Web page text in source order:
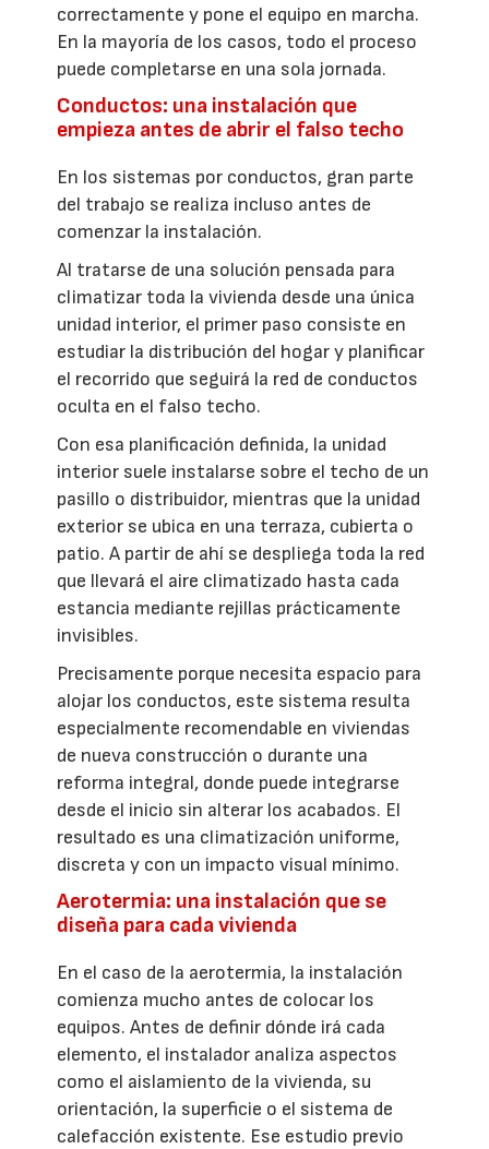
correctamente y pone el equipo en marcha.
En la mayoría de los casos, todo el proceso
puede completarse en una sola jornada.
Conductos: una instalación que
empieza antes de abrir el falso techo
En los sistemas por conductos, gran parte
del trabajo se realiza incluso antes de
comenzar la instalación.
Al tratarse de una solución pensada para
climatizar toda la vivienda desde una única
unidad interior, el primer paso consiste en
estudiar la distribución del hogar y planificar
el recorrido que seguirá la red de conductos
oculta en el falso techo.
Con esa planificación definida, la unidad
interior suele instalarse sobre el techo de un
pasillo o distribuidor, mientras que la unidad
exterior se ubica en una terraza, cubierta o
patio. A partir de ahí se despliega toda la red
que llevará el aire climatizado hasta cada
estancia mediante rejillas prácticamente
invisibles.
Precisamente porque necesita espacio para
alojar los conductos, este sistema resulta
especialmente recomendable en viviendas
de nueva construcción o durante una
reforma integral, donde puede integrarse
desde el inicio sin alterar los acabados. El
resultado es una climatización uniforme,
discreta y con un impacto visual mínimo.
Aerotermia: una instalación que se
diseña para cada vivienda
En el caso de la aerotermia, la instalación
comienza mucho antes de colocar los
equipos. Antes de definir dónde irá cada
elemento, el instalador analiza aspectos
como el aislamiento de la vivienda, su
orientación, la superficie o el sistema de
calefacción existente. Ese estudio previo